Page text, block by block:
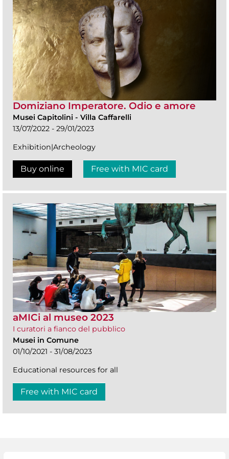
Domiziano Imperatore. Odio e amore
Musei Capitolini - Villa Caffarelli
13/07/2022 - 29/01/2023
Exhibition|Archeology
Buy online Free with MIC card
aMICi al museo 2023
I curatori a fianco del pubblico
Musei in Comune
01/10/2021 - 31/08/2023
Educational resources for all
Free with MIC card